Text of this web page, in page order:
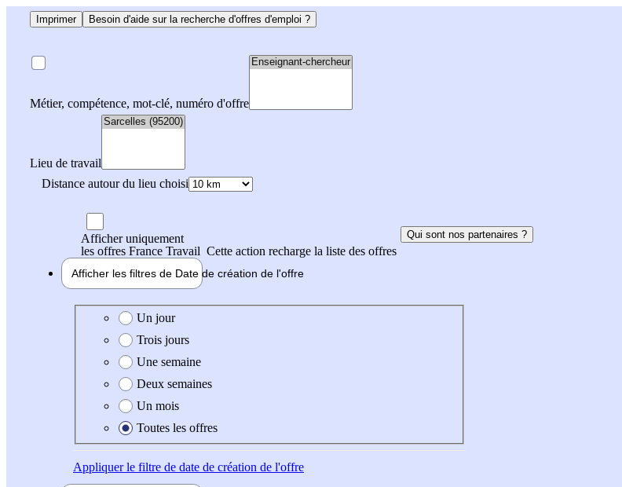
Imprimer Besoin d'aide sur la recherche d'offres d'emploi ?
Métier, compétence, mot-clé, numéro d'offre
Lieu de travail
Distance autour du lieu choisi
Afficher uniquement
les offres France Travail Cette action recharge la liste des offres
Qui sont nos partenaires ?
Afficher les filtres de Date de création de l'offre
Date de création de l'offre
Un jour
Trois jours
Une semaine
Deux semaines
Un mois
Toutes les offres
Appliquerle filtre de date de création de l'offre